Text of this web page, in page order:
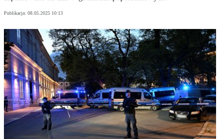
Publikacja: 08.05.2025 10:13